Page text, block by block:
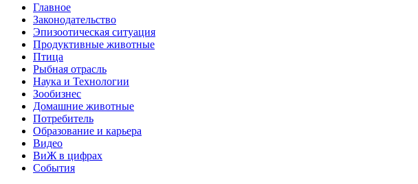
Главное
Законодательство
Эпизоотическая ситуация
Продуктивные животные
Птица
Рыбная отрасль
Наука и Технологии
Зообизнес
Домашние животные
Потребитель
Образование и карьера
Видео
ВиЖ в цифрах
События